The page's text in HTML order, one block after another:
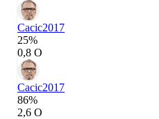
Cacic2017
25%
0,8 О
Cacic2017
86%
2,6 О